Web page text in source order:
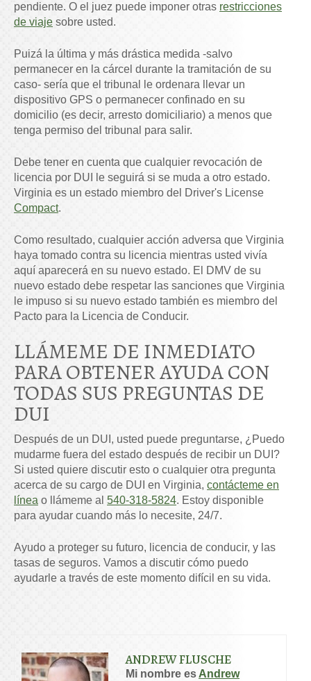
pendiente. O el juez puede imponer otras restricciones
de viaje sobre usted.
Puizá la última y más drástica medida -salvo
permanecer en la cárcel durante la tramitación de su
caso- sería que el tribunal le ordenara llevar un
dispositivo GPS o permanecer confinado en su
domicilio (es decir, arresto domiciliario) a menos que
tenga permiso del tribunal para salir.
Debe tener en cuenta que cualquier revocación de
licencia por DUI le seguirá si se muda a otro estado.
Virginia es un estado miembro del Driver's License
Compact.
Como resultado, cualquier acción adversa que Virginia
haya tomado contra su licencia mientras usted vivía
aquí aparecerá en su nuevo estado. El DMV de su
nuevo estado debe respetar las sanciones que Virginia
le impuso si su nuevo estado también es miembro del
Pacto para la Licencia de Conducir.
LLÁMEME DE INMEDIATO
PARA OBTENER AYUDA CON
TODAS SUS PREGUNTAS DE
DUI
Después de un DUI, usted puede preguntarse, ¿Puedo
mudarme fuera del estado después de recibir un DUI?
Si usted quiere discutir esto o cualquier otra pregunta
acerca de su cargo de DUI en Virginia, contácteme en
línea o llámeme al 540-318-5824. Estoy disponible
para ayudar cuando más lo necesite, 24/7.
Ayudo a proteger su futuro, licencia de conducir, y las
tasas de seguros. Vamos a discutir cómo puedo
ayudarle a través de este momento difícil en su vida.
ANDREW FLUSCHE
Mi nombre es Andrew